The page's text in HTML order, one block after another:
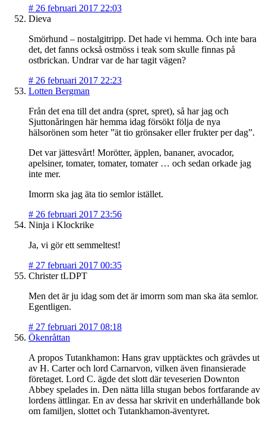
# 26 februari 2017 22:03
Dieva
Smörhund – nostalgitripp. Det hade vi hemma. Och inte bara
det, det fanns också ostmöss i teak som skulle finnas på
ostbrickan. Undrar var de har tagit vägen?
# 26 februari 2017 22:23
Lotten Bergman
Från det ena till det andra (spret, spret), så har jag och
Sjuttonåringen här hemma idag försökt följa de nya
hälsorönen som heter ”ät tio grönsaker eller frukter per dag”.
Det var jättesvårt! Morötter, äpplen, bananer, avocador,
apelsiner, tomater, tomater, tomater … och sedan orkade jag
inte mer.
Imorrn ska jag äta tio semlor istället.
# 26 februari 2017 23:56
Ninja i Klockrike
Ja, vi gör ett semmeltest!
# 27 februari 2017 00:35
Christer tLDPT
Men det är ju idag som det är imorrn som man ska äta semlor.
Egentligen.
# 27 februari 2017 08:18
Ökenråttan
A propos Tutankhamon: Hans grav upptäcktes och grävdes ut
av H. Carter och lord Carnarvon, vilken även finansierade
företaget. Lord C. ägde det slott där teveserien Downton
Abbey spelades in. Den nätta lilla stugan bebos fortfarande av
lordens ättlingar. En av dessa har skrivit en underhållande bok
om familjen, slottet och Tutankhamon-äventyret.